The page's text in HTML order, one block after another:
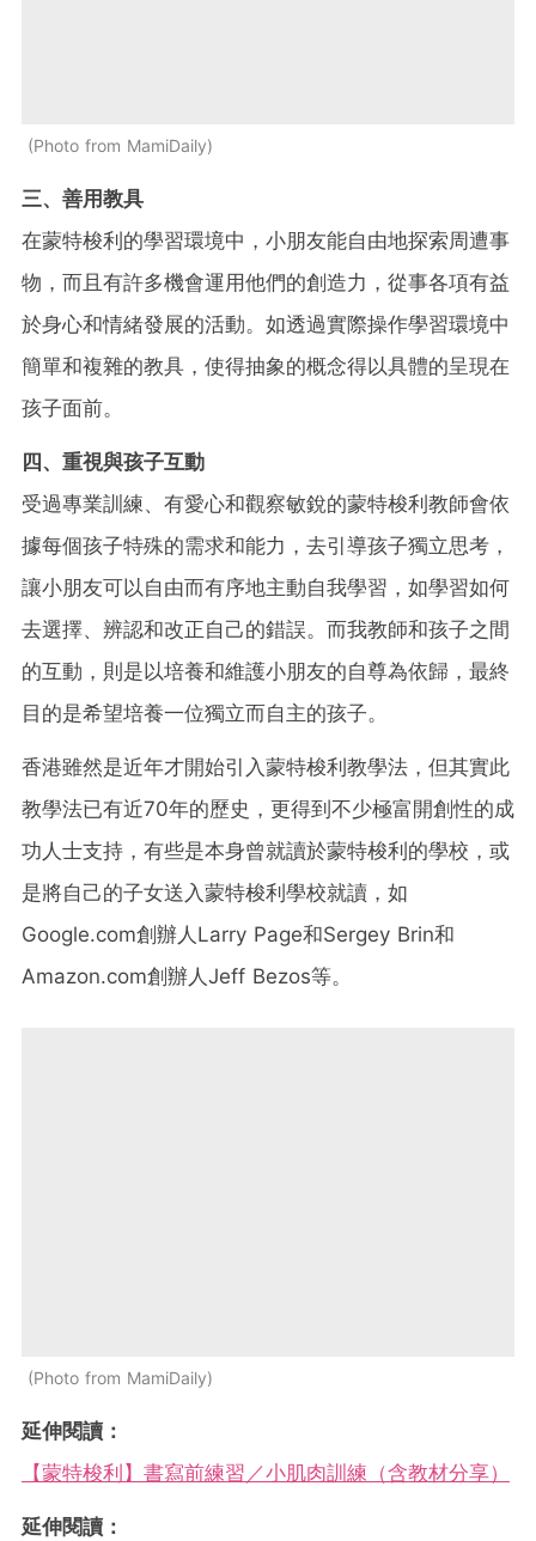
Photo from MamiDaily
三、善用教具
在蒙特梭利的學習環境中，小朋友能自由地探索周遭事
物，而且有許多機會運用他們的創造力，從事各項有益
於身心和情緒發展的活動。如透過實際操作學習環境中
簡單和複雜的教具，使得抽象的概念得以具體的呈現在
孩子面前。
四、重視與孩子互動
受過專業訓練、有愛心和觀察敏銳的蒙特梭利教師會依
據每個孩子特殊的需求和能力，去引導孩子獨立思考，
讓小朋友可以自由而有序地主動自我學習，如學習如何
去選擇、辨認和改正自己的錯誤。而我教師和孩子之間
的互動，則是以培養和維護小朋友的自尊為依歸，最終
目的是希望培養一位獨立而自主的孩子。
香港雖然是近年才開始引入蒙特梭利教學法，但其實此
教學法已有近70年的歷史，更得到不少極富開創性的成
功人士支持，有些是本身曾就讀於蒙特梭利的學校，或
是將自己的子女送入蒙特梭利學校就讀，如
Google.com創辦人Larry Page和Sergey Brin和
Amazon.com創辦人Jeff Bezos等。
Photo from MamiDaily
延伸閱讀：
【蒙特梭利】書寫前練習／小肌肉訓練（含教材分享）
延伸閱讀：